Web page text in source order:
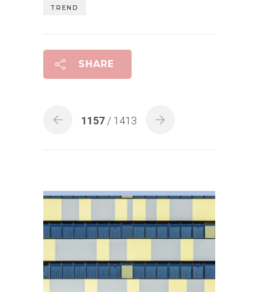
TREND
SHARE
1157 / 1413